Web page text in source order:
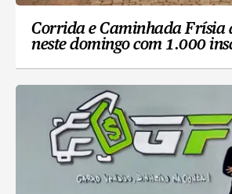
Corrida e Caminhada Frísia
neste domingo com 1.000